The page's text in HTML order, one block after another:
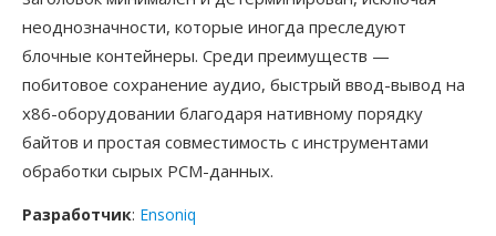
неоднозначности, которые иногда преследуют
блочные контейнеры. Среди преимуществ —
побитовое сохранение аудио, быстрый ввод-вывод на
x86-оборудовании благодаря нативному порядку
байтов и простая совместимость с инструментами
обработки сырых PCM-данных.
Разработчик: Ensoniq